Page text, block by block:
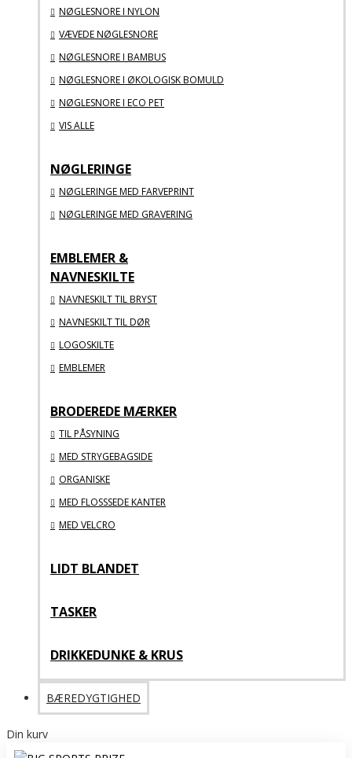
NØGLESNORE I NYLON
VÆVEDE NØGLESNORE
NØGLESNORE I BAMBUS
NØGLESNORE I ØKOLOGISK BOMULD
NØGLESNORE I ECO PET
VIS ALLE
NØGLERINGE
NØGLERINGE MED FARVEPRINT
NØGLERINGE MED GRAVERING
EMBLEMER &
NAVNESKILTE
NAVNESKILT TIL BRYST
NAVNESKILT TIL DØR
LOGOSKILTE
EMBLEMER
BRODEREDE MÆRKER
TIL PÅSYNING
MED STRYGEBAGSIDE
ORGANISKE
MED FLOSSSEDE KANTER
MED VELCRO
LIDT BLANDET
TASKER
DRIKKEDUNKE & KRUS
BÆREDYGTIGHED
Din kurv